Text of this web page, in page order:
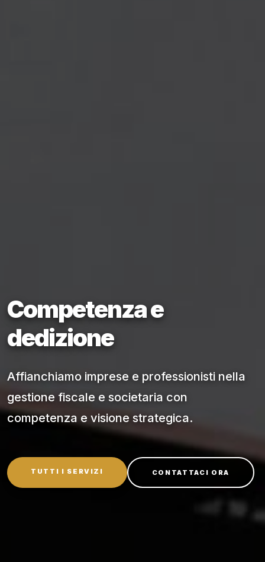
Competenzae
dedizione
Affianchiamo imprese e professionisti nella
gestione fiscale e societaria con
competenza e visione strategica.
TUTTI I SERVIZI CONTATTACI ORA